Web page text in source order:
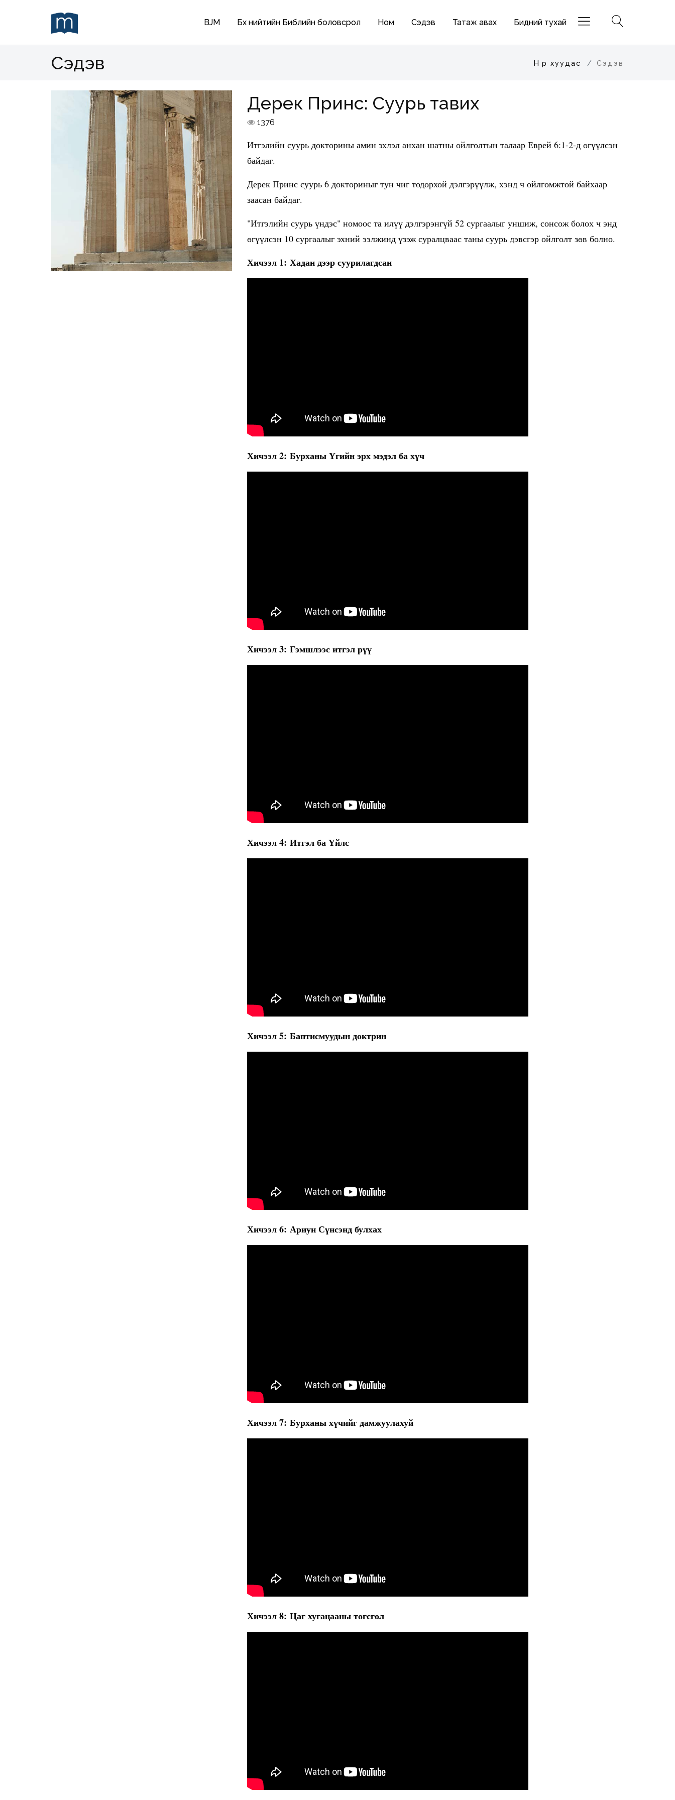
BJM Бүх нийтийн Библийн боловсрол Ном Сэдэв Татаж авах Бидний тухай
Сэдэв Нүүр хуудас Сэдэв
Дерек Принс: Суурь тавих
1376
Итгэлийн суурь докторины амин эхлэл анхан шатны ойлголтын талаар Еврей 6:1-2-д өгүүлсэн
байдаг.
Дерек Принс суурь 6 докториныг тун чиг тодорхой дэлгэрүүлж, хэнд ч ойлгомжтой байхаар
заасан байдаг.
"Итгэлийн суурь үндэс" номоос та илүү дэлгэрэнгүй 52 сургаалыг уншиж, сонсож болох ч энд
өгүүлсэн 10 сургаалыг эхний ээлжинд үзэж суралцваас таны суурь дэвсгэр ойлголт зөв болно.
Хичээл 1: Хадан дээр суурилагдсан
Хичээл 2: Бурханы Үгийн эрх мэдэл ба хүч
Хичээл 3: Гэмшлээс итгэл рүү
Хичээл 4: Итгэл ба Үйлс
Хичээл 5: Баптисмуудын доктрин
Хичээл 6: Ариун Сүнсэнд булхах
Хичээл 7: Бурханы хүчийг дамжуулахуй
Хичээл 8: Цаг хугацааны төгсгөл